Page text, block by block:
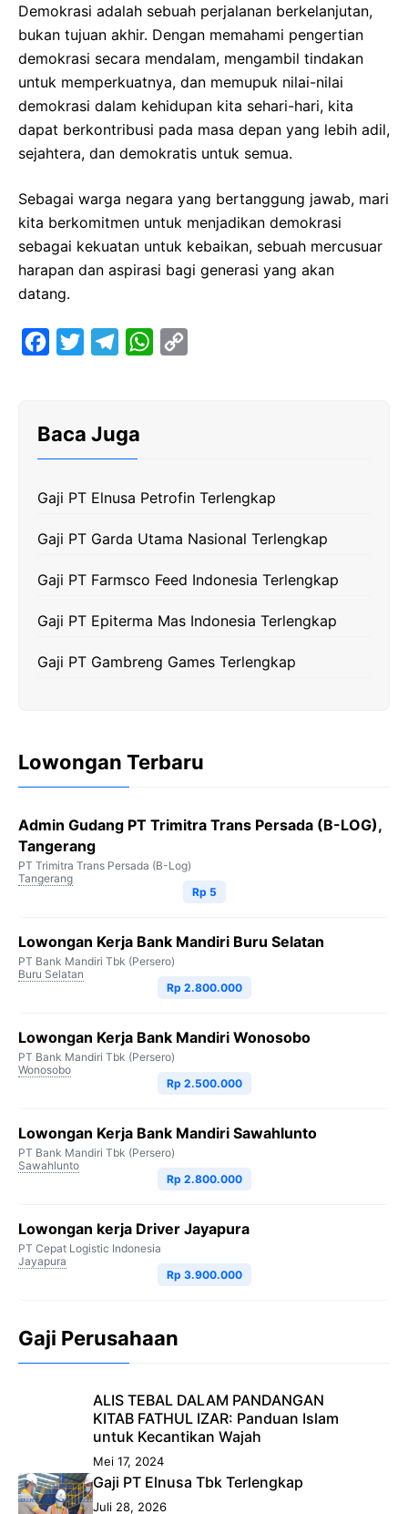
Demokrasi adalah sebuah perjalanan berkelanjutan,
bukan tujuan akhir. Dengan memahami pengertian
demokrasi secara mendalam, mengambil tindakan
untuk memperkuatnya, dan memupuk nilai-nilai
demokrasi dalam kehidupan kita sehari-hari, kita
dapat berkontribusi pada masa depan yang lebih adil,
sejahtera, dan demokratis untuk semua.
Sebagai warga negara yang bertanggung jawab, mari
kita berkomitmen untuk menjadikan demokrasi
sebagai kekuatan untuk kebaikan, sebuah mercusuar
harapan dan aspirasi bagi generasi yang akan
datang.
o
k
g
a
m
W
p
p
n
k
Baca Juga
Gaji PT Elnusa Petrofin Terlengkap
Gaji PT Garda Utama Nasional Terlengkap
Gaji PT Farmsco Feed Indonesia Terlengkap
Gaji PT Epiterma Mas Indonesia Terlengkap
Gaji PT Gambreng Games Terlengkap
Lowongan Terbaru
Admin Gudang PT Trimitra Trans Persada (B-LOG),
Tangerang
PT Trimitra Trans Persada (B-Log)
Tangerang
Rp 5
Lowongan Kerja Bank Mandiri Buru Selatan
PT Bank Mandiri Tbk (Persero)
Buru Selatan
Rp 2.800.000
Lowongan Kerja Bank Mandiri Wonosobo
PT Bank Mandiri Tbk (Persero)
Wonosobo
Rp 2.500.000
Lowongan Kerja Bank Mandiri Sawahlunto
PT Bank Mandiri Tbk (Persero)
Sawahlunto
Rp 2.800.000
Lowongan kerja Driver Jayapura
PT Cepat Logistic Indonesia
Jayapura
Rp 3.900.000
Gaji Perusahaan
ALIS TEBAL DALAM PANDANGAN
KITAB FATHUL IZAR: Panduan Islam
untuk Kecantikan Wajah
Mei 17, 2024
Gaji PT Elnusa Tbk Terlengkap
Juli 28, 2026